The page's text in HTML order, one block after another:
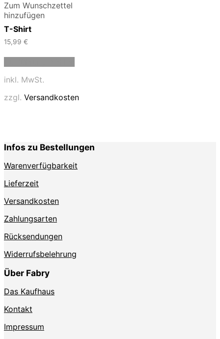
Zum Wunschzettel
hinzufügen
T-Shirt
15,99 €
auf.
der
Produktseite
gewählt
inkl. MwSt.
zzgl. Versandkosten
Infos zu Bestellungen
Warenverfügbarkeit
Lieferzeit
Versandkosten
Zahlungsarten
Rücksendungen
Widerrufsbelehrung
Über Fabry
Das Kaufhaus
Kontakt
Impressum